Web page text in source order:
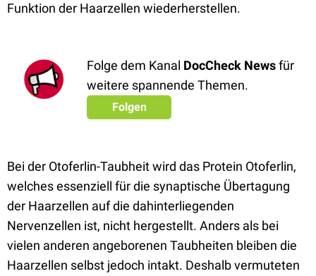
Funktion der Haarzellen wiederherstellen.
Folge dem Kanal DocCheck Newsfür
weitere spannende Themen.
Folgen
Bei der Otoferlin-Taubheit wird das Protein Otoferlin,
welches essenziell für die synaptische Übertagung
der Haarzellen auf die dahinterliegenden
Nervenzellen ist, nicht hergestellt. Anders als bei
vielen anderen angeborenen Taubheiten bleiben die
Haarzellen selbst jedoch intakt. Deshalb vermuteten